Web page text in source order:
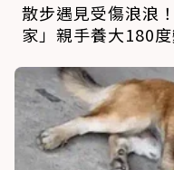
散步遇見受傷浪浪
家」親手養大180